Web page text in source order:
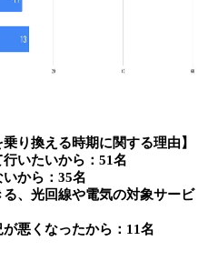
り換える時期に関する理由】
いたいから：51名
から：35名
、光回線や電気の対象サービ
悪くなったから：11名